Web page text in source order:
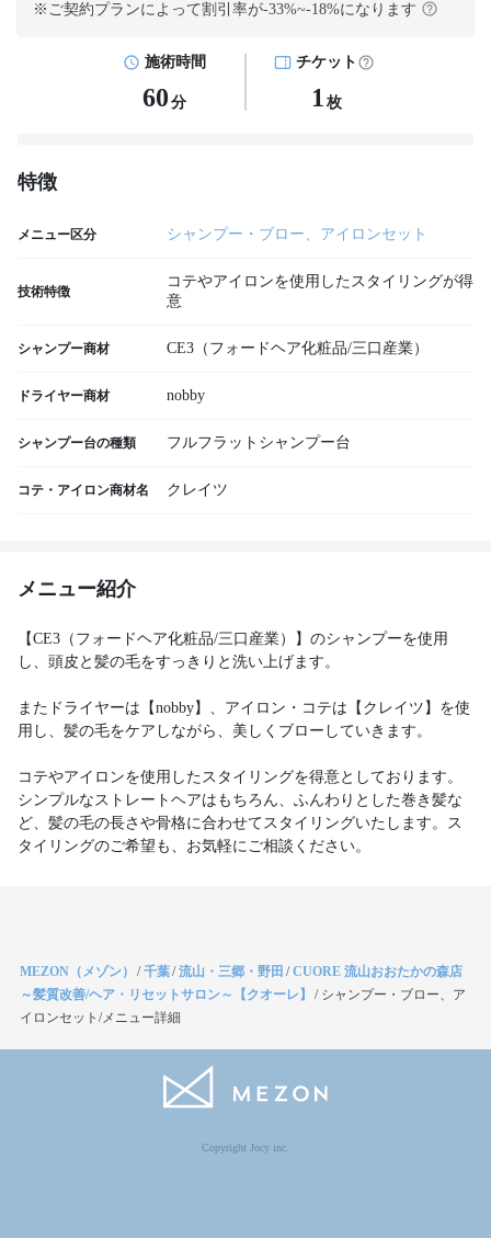
※ご契約プランによって割引率が-33%~-18%になります
施術時間
60 分
チケット
1 枚
特徴
メニュー区分 シャンプー・ブロー、アイロンセット
技術特徴
コテやアイロンを使用したスタイリングが得
意
シャンプー商材 CE3（フォードヘア化粧品/三口産業）
ドライヤー商材 nobby
シャンプー台の種類 フルフラットシャンプー台
コテ・アイロン商材名 クレイツ
メニュー紹介
【CE3（フォードヘア化粧品/三口産業）】のシャンプーを使用
し、頭皮と髪の毛をすっきりと洗い上げます。
またドライヤーは【nobby】、アイロン・コテは【クレイツ】を使
用し、髪の毛をケアしながら、美しくブローしていきます。
コテやアイロンを使用したスタイリングを得意としております。
シンプルなストレートヘアはもちろん、ふんわりとした巻き髪な
ど、髪の毛の長さや骨格に合わせてスタイリングいたします。ス
タイリングのご希望も、お気軽にご相談ください。
MEZON（メゾン） /千葉/流山・三郷・野田 /CUORE 流山おおたかの森店
～髪質改善/ヘア・リセットサロン～【クオーレ】
/ シャンプー・ブロー、ア
イロンセット/メニュー詳細
Copyright Jocy inc.